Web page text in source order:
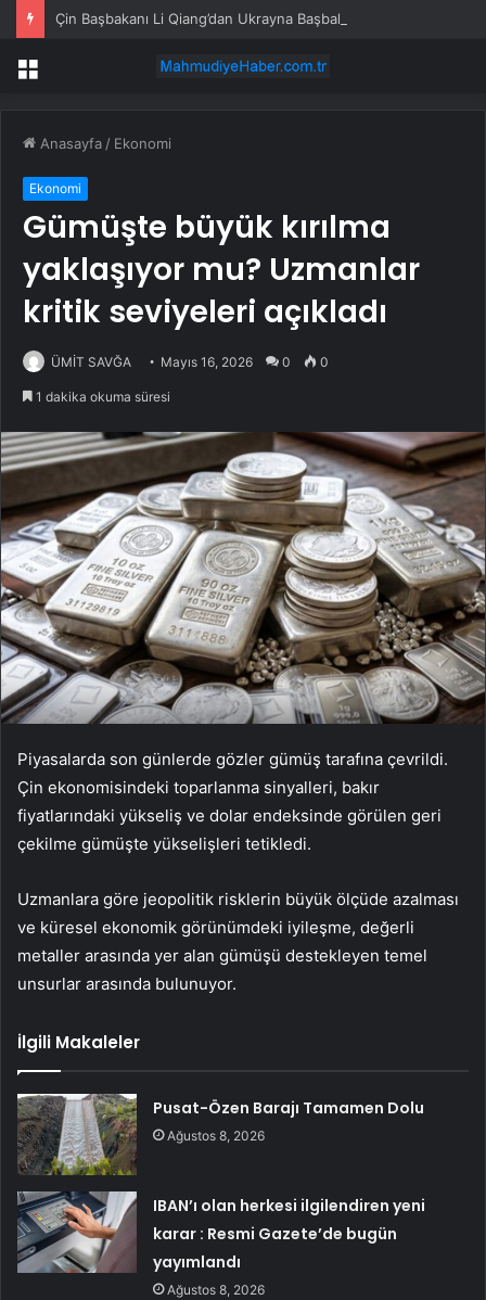
Menü
Anasayfa / Ekonomi
Ekonomi
Gümüşte büyük kırılma
yaklaşıyor mu? Uzmanlar
kritik seviyeleri açıkladı
ÜMİT SAVĞA Mayıs 16, 2026 0 0
1 dakika okuma süresi
Piyasalarda son günlerde gözler gümüş tarafına çevrildi.
Çin ekonomisindeki toparlanma sinyalleri, bakır
fiyatlarındaki yükseliş ve dolar endeksinde görülen geri
çekilme gümüşte yükselişleri tetikledi.
Uzmanlara göre jeopolitik risklerin büyük ölçüde azalması
ve küresel ekonomik görünümdeki iyileşme, değerli
metaller arasında yer alan gümüşü destekleyen temel
unsurlar arasında bulunuyor.
İlgili Makaleler
Pusat-Özen Barajı Tamamen Dolu
Ağustos 8, 2026
IBAN’ı olan herkesi ilgilendiren yeni
karar : Resmi Gazete’de bugün
yayımlandı
Ağustos 8, 2026